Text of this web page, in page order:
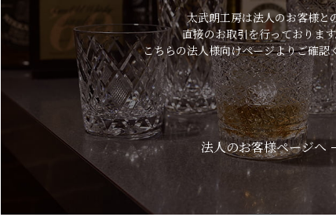
太武朗工房は法人のお客様と
直接のお取引を行っておりま
こちらの法人様向けページよりご確認
法人のお客様ページへ